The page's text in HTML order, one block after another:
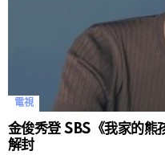
電視
金俊秀登 SBS《我家的熊
解封